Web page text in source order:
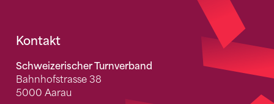
Fusszeile
Kontakt
Schweizerischer Turnverband
Bahnhofstrasse 38
5000 Aarau